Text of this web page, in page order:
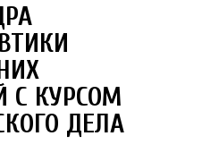
С КУРСОМ
ДЕЛА